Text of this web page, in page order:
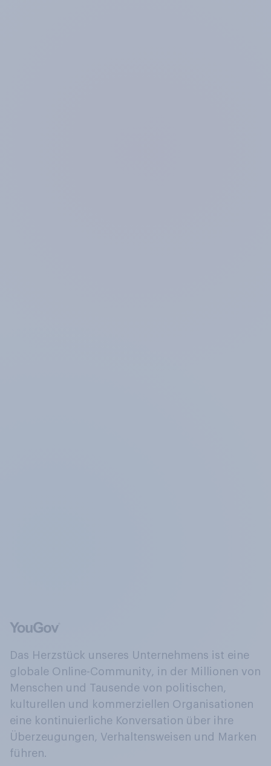
Das Herzstück unseres Unternehmens ist eine
globale Online-Community, in der Millionen von
Menschen und Tausende von politischen,
kulturellen und kommerziellen Organisationen
eine kontinuierliche Konversation über ihre
Überzeugungen, Verhaltensweisen und Marken
führen.